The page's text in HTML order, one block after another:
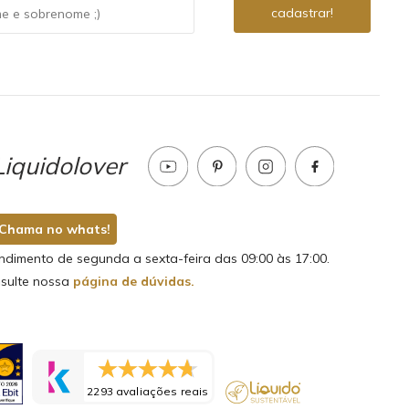
Chama no whats!
de segunda a sexta-feira das 09:00 às 17:00.
nossa página de dúvidas.
2293 avaliações reais